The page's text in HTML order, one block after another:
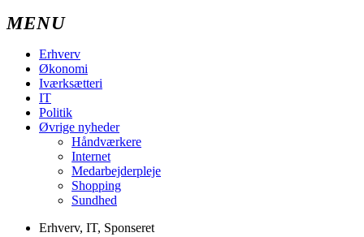
Erhverv
Økonomi
Iværksætteri
IT
Politik
Øvrige nyheder
Håndværkere
Internet
Medarbejderpleje
Shopping
Sundhed
Erhverv, IT, Sponseret